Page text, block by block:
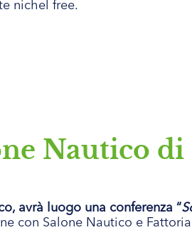
nichel free.
Nautico di
avrà luogo una conferenza “
con Salone Nautico e